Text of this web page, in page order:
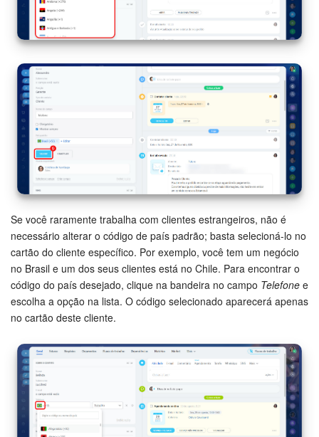
Questões Gerais
Novidades do Helpdesk (arquivo)
COMECE GRÁTIS
LOGIN
Se você raramente trabalha com clientes estrangeiros, não é
necessário alterar o código de país padrão; basta selecioná-lo no
cartão do cliente específico. Por exemplo, você tem um negócio
no Brasil e um dos seus clientes está no Chile. Para encontrar o
código do país desejado, clique na bandeira no campo Telefone e
escolha a opção na lista. O código selecionado aparecerá apenas
no cartão deste cliente.